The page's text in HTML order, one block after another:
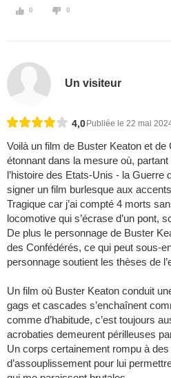
0 0
Un visiteur
4,0 Publiée le 22 mai
Voilà un film de Buster Keaton et
étonnant dans la mesure où, partant
l’histoire des Etats-Unis - la Guerre
signer un film burlesque aux
Tragique car j’ai compté 4 morts
locomotive qui s’écrase d’un pont,
De plus le personnage de Buster
des Confédérés, ce qui peut sous-
personnage soutient les thèses de
Un film où Buster Keaton conduit
gags et cascades s’enchaînent
comme d’habitude, c’est toujours
acrobaties demeurent périlleuses
Un corps certainement rompu à
d’assouplissement pour lui